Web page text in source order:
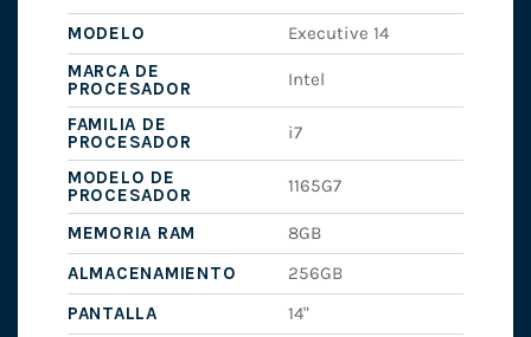
MODELO
Executive 14
MARCA DE
PROCESADOR
Intel
FAMILIA DE
PROCESADOR
i7
MODELO DE
PROCESADOR
1165G7
MEMORIA RAM
8GB
ALMACENAMIENTO
256GB
PANTALLA
14"